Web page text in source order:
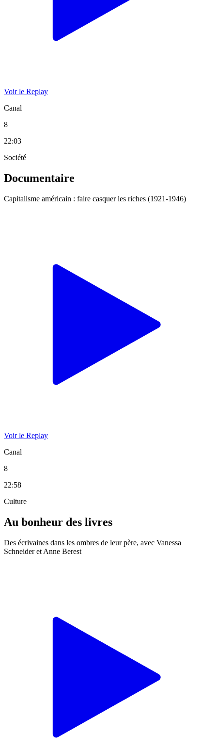
Voir le Replay
Canal
8
22:03
Société
Documentaire
Capitalisme américain : faire casquer les riches (1921-1946)
Voir le Replay
Canal
8
22:58
Culture
Au bonheur des livres
Des écrivaines dans les ombres de leur père, avec Vanessa
Schneider et Anne Berest